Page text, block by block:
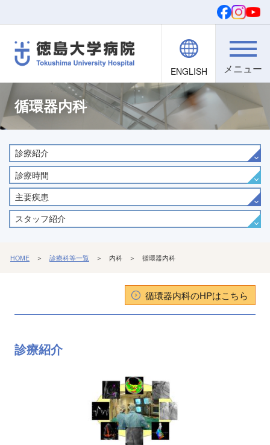
ご寄付
ENGLISH 検索
院内職員向け
文字・背景
循環器内科
診療紹介
診療時間
主要疾患
スタッフ紹介
HOME ＞ 診療科等一覧 ＞ 内科 ＞ 循環器内科
循環器内科のHPはこちら
診療紹介